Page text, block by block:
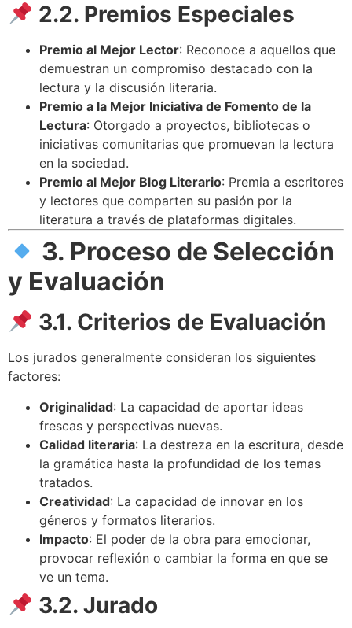
2.2. Premios Especiales
Premio al Mejor Lector: Reconoce a aquellos que
demuestran un compromiso destacado con la
lectura y la discusión literaria.
Premio a la Mejor Iniciativa de Fomento de la
Lectura: Otorgado a proyectos, bibliotecas o
iniciativas comunitarias que promuevan la lectura
en la sociedad.
Premio al Mejor Blog Literario: Premia a escritores
y lectores que comparten su pasión por la
literatura a través de plataformas digitales.
3. Proceso de Selección
y Evaluación
3.1. Criterios de Evaluación
Los jurados generalmente consideran los siguientes
factores:
Originalidad: La capacidad de aportar ideas
frescas y perspectivas nuevas.
Calidad literaria: La destreza en la escritura, desde
la gramática hasta la profundidad de los temas
tratados.
Creatividad: La capacidad de innovar en los
géneros y formatos literarios.
Impacto: El poder de la obra para emocionar,
provocar reflexión o cambiar la forma en que se
ve un tema.
3.2. Jurado